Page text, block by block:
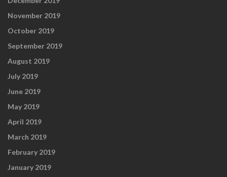
November 2019
October 2019
September 2019
August 2019
July 2019
June 2019
May 2019
April 2019
March 2019
February 2019
January 2019